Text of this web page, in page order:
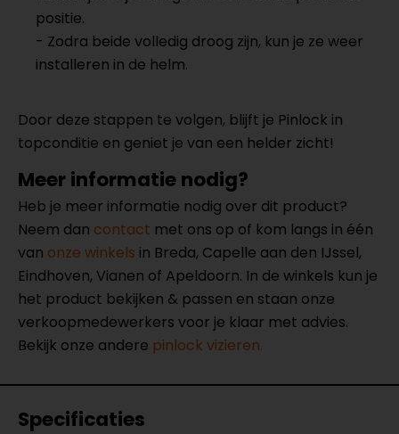
positie.
- Zodra beide volledig droog zijn, kun je ze weer
installeren in de helm.
Door deze stappen te volgen, blijft je Pinlock in
topconditie en geniet je van een helder zicht!
Meer informatie nodig?
Heb je meer informatie nodig over dit product?
Neem dan contact met ons op of kom langs in één
van onze winkels in Breda, Capelle aan den IJssel,
Eindhoven, Vianen of Apeldoorn. In de winkels kun je
het product bekijken & passen en staan onze
verkoopmedewerkers voor je klaar met advies.
Bekijk onze andere pinlock vizieren.
Specificaties